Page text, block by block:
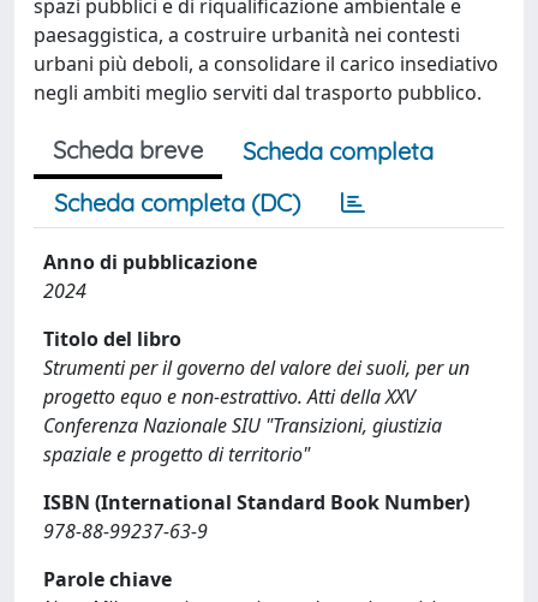
spazi pubblici e di riqualificazione ambientale e
paesaggistica, a costruire urbanità nei contesti
urbani più deboli, a consolidare il carico insediativo
negli ambiti meglio serviti dal trasporto pubblico.
Scheda breve
Scheda completa
Scheda completa (DC)
Anno di pubblicazione
2024
Titolo del libro
Strumenti per il governo del valore dei suoli, per un
progetto equo e non-estrattivo. Atti della XXV
Conferenza Nazionale SIU "Transizioni, giustizia
spaziale e progetto di territorio"
ISBN (International Standard Book Number)
978-88-99237-63-9
Parole chiave